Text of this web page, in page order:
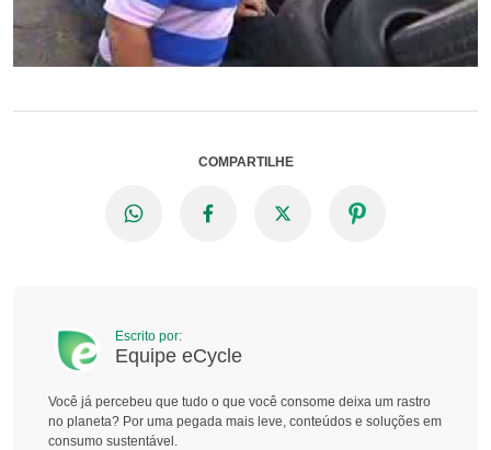
COMPARTILHE
Escrito por:
Equipe eCycle
Você já percebeu que tudo o que você consome deixa um rastro
no planeta? Por uma pegada mais leve, conteúdos e soluções em
consumo sustentável.